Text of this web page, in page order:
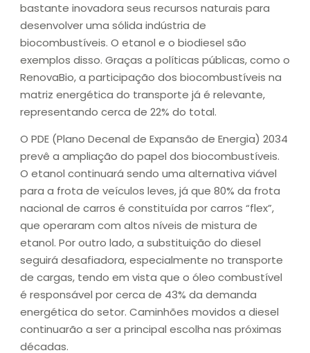
bastante inovadora seus recursos naturais para
desenvolver uma sólida indústria de
biocombustíveis. O etanol e o biodiesel são
exemplos disso. Graças a políticas públicas, como o
RenovaBio, a participação dos biocombustíveis na
matriz energética do transporte já é relevante,
representando cerca de 22% do total.
O PDE (Plano Decenal de Expansão de Energia) 2034
prevê a ampliação do papel dos biocombustíveis.
O etanol continuará sendo uma alternativa viável
para a frota de veículos leves, já que 80% da frota
nacional de carros é constituída por carros “flex”,
que operaram com altos níveis de mistura de
etanol. Por outro lado, a substituição do diesel
seguirá desafiadora, especialmente no transporte
de cargas, tendo em vista que o óleo combustível
é responsável por cerca de 43% da demanda
energética do setor. Caminhões movidos a diesel
continuarão a ser a principal escolha nas próximas
décadas.